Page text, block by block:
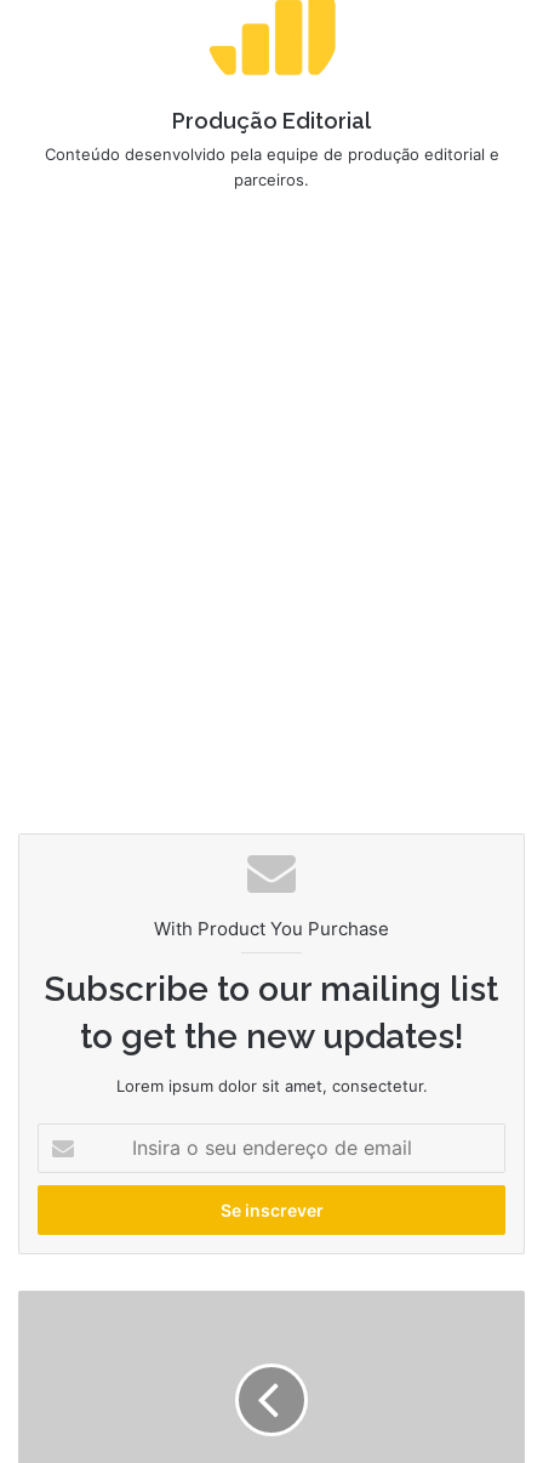
Produção Editorial
Conteúdo desenvolvido pela equipe de produção editorial e
parceiros.
With Product You Purchase
Subscribe to our mailing list
to get the new updates!
Lorem ipsum dolor sit amet, consectetur.
seu
de
email